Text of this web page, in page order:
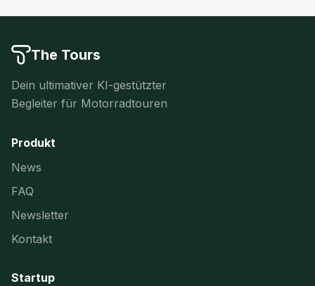
The Tours
Dein ultimativer KI-gestützter
Begleiter für Motorradtouren
Produkt
News
FAQ
Newsletter
Kontakt
Startup